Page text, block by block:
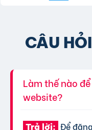
CÂU
Làm thế nào
website?
Trả lời: Để